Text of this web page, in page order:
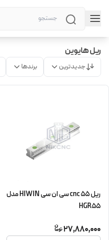
ریل هایوین
جدیدترین برندها
ریل 55 cnc سی ان سی HIWIN مدل
HGR55
27,880,000